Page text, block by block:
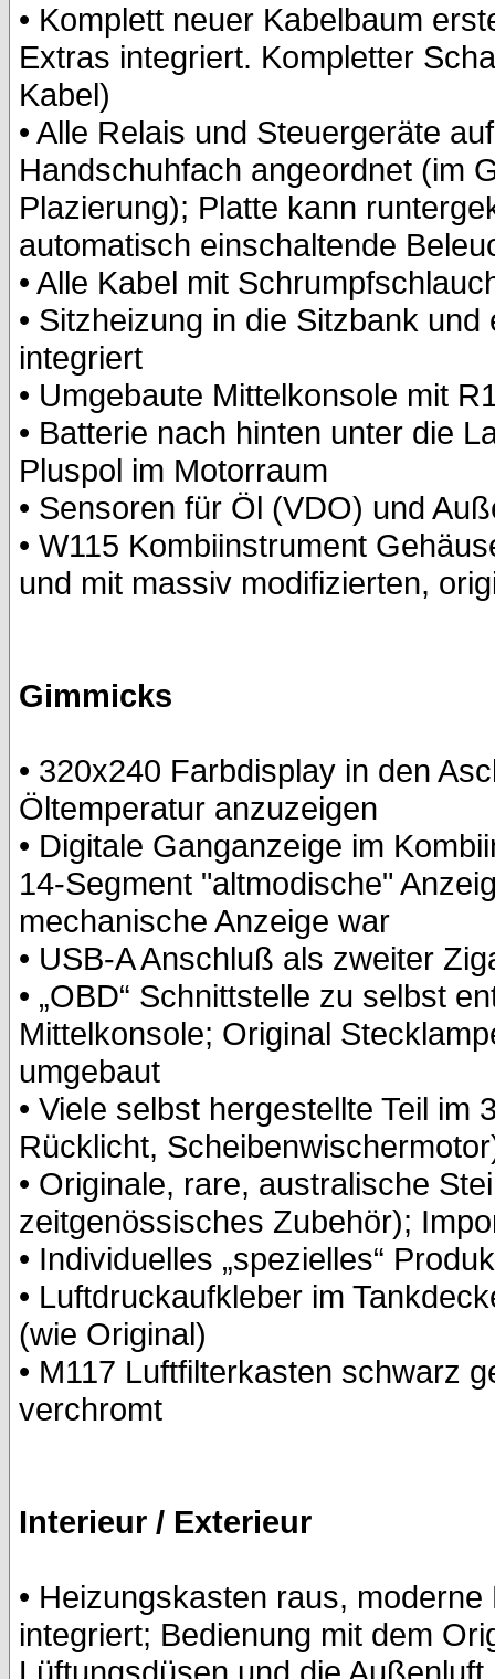
• Komplett neuer Kabelbaum
Extras integriert. Kompletter
Kabel)
• Alle Relais und Steuergeräte
Handschuhfach angeordnet (im
Plazierung); Platte kann
automatisch einschaltende
• Alle Kabel mit
• Sitzheizung in die Sitzbank
integriert
• Umgebaute Mittelkonsole mit
• Batterie nach hinten unter die
Pluspol im Motorraum
• Sensoren für Öl (VDO) und
• W115 Kombiinstrument
und mit massiv modifizierten,
Gimmicks
• 320x240 Farbdisplay in den
Öltemperatur anzuzeigen
• Digitale Ganganzeige im
14-Segment "altmodische"
mechanische Anzeige war
• USB-A Anschluß als zweiter
• „OBD“ Schnittstelle zu selbst
Mittelkonsole; Original
umgebaut
• Viele selbst hergestellte Teil
Rücklicht,
• Originale, rare, australische
zeitgenössisches Zubehör);
• Individuelles „spezielles“
• Luftdruckaufkleber im
(wie Original)
• M117 Luftfilterkasten schwarz
verchromt
Interieur / Exterieur
• Heizungskasten raus,
integriert; Bedienung mit dem